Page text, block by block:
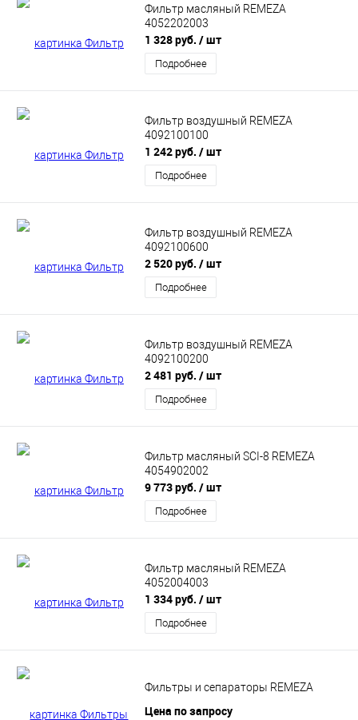
Фильтр масляный REMEZA
4052202003
1 328 руб. / шт
Подробнее
Фильтр воздушный REMEZA
4092100100
1 242 руб. / шт
Подробнее
Фильтр воздушный REMEZA
4092100600
2 520 руб. / шт
Подробнее
Фильтр воздушный REMEZA
4092100200
2 481 руб. / шт
Подробнее
Фильтр масляный SCI-8 REMEZA
4054902002
9 773 руб. / шт
Подробнее
Фильтр масляный REMEZA
4052004003
1 334 руб. / шт
Подробнее
Фильтры и сепараторы REMEZA
Цена по запросу